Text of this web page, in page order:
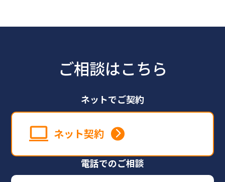
ご相談はこちら
ネットでご契約
ネット契約
電話でのご相談